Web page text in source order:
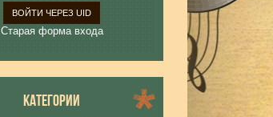
ВОЙТИ ЧЕРЕЗ UID
Старая форма входа
КАТЕГОРИИ